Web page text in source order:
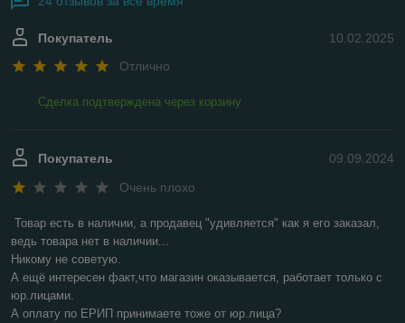
10.02.2025
Покупатель
Отлично
Сделка подтверждена через корзину
09.09.2024
Покупатель
Очень плохо
Товар есть в наличии, а продавец "удивляется" как я его заказал,
ведь товара нет в наличии...
Никому не советую.
А ещё интересен факт,что магазин оказывается, работает только с
юр.лицами.
А оплату по ЕРИП принимаете тоже от юр.лица?